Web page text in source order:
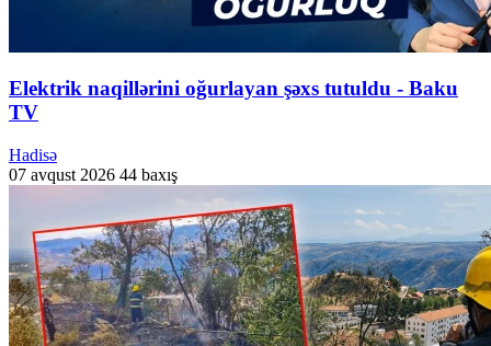
Elektrik naqillərini oğurlayan şəxs tutuldu - Baku
TV
Hadisə
07 avqust 2026 44 baxış